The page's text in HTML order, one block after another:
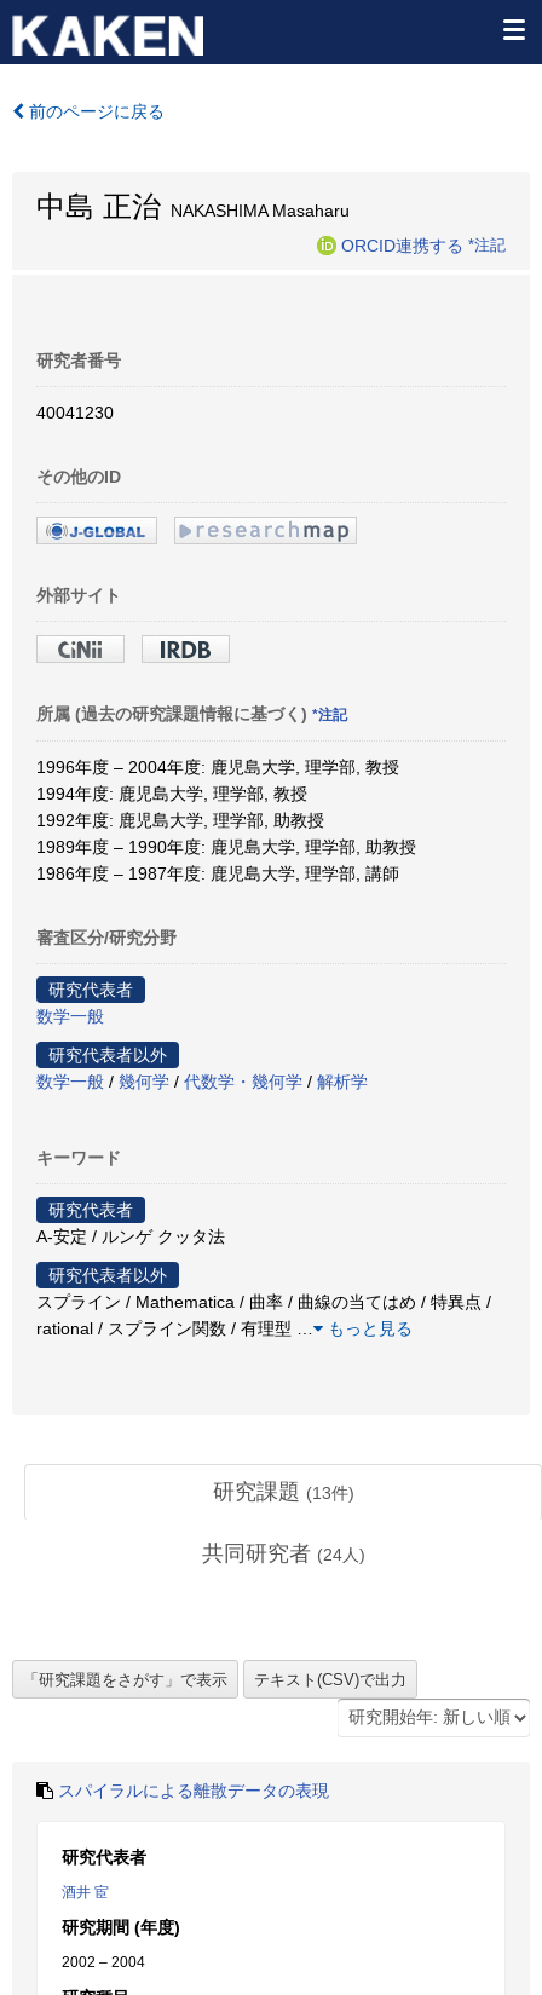
前のページに戻る
中島 正治 NAKASHIMA Masaharu
ORCID連携する *注記
研究者番号
40041230
その他のID
外部サイト
所属 (過去の研究課題情報に基づく) *注記
1996年度 – 2004年度: 鹿児島大学, 理学部, 教授
1994年度: 鹿児島大学, 理学部, 教授
1992年度: 鹿児島大学, 理学部, 助教授
1989年度 – 1990年度: 鹿児島大学, 理学部, 助教授
1986年度 – 1987年度: 鹿児島大学, 理学部, 講師
審査区分/研究分野
研究代表者
数学一般
研究代表者以外
数学一般 / 幾何学 / 代数学・幾何学 / 解析学
キーワード
研究代表者
A-安定 / ルンゲ クッタ法
研究代表者以外
スプライン / Mathematica / 曲率 / 曲線の当てはめ / 特異点 /
rational / スプライン関数 / 有理型
もっと見る
研究課題 (13件)
共同研究者 (24人)
スパイラルによる離散データの表現
研究代表者
酒井 宦
研究期間 (年度)
2002 – 2004